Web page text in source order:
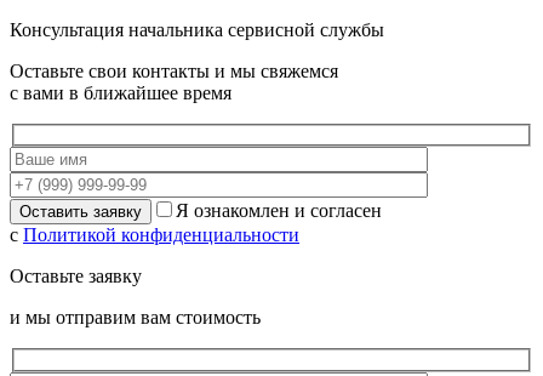
Консультация начальника сервисной службы
Оставьте свои контакты и мы свяжемся
с вами в ближайшее время
Я ознакомлен и согласен
с Политикой конфиденциальности
Оставьте заявку
и мы отправим вам стоимость